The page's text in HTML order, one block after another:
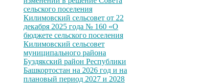
сельского поселения
Килимовский сельсовет от 22
декабря 2025 года № 160 «О
бюджете сельского поселения
Килимовский сельсовет
муниципального района
Буздякский район Республики
Башкортостан на 2026 год и на
плановый период 2027 и 2028